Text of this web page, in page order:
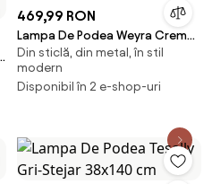
469,99 RON
Lampa De Podea Weyra Crem
38x121 cm
Din sticlă, din metal, în stil
modern
Disponibil în 2 e-shop-uri